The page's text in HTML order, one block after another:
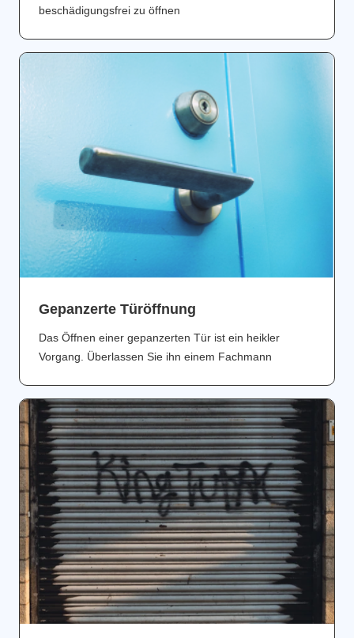
beschädigungsfrei zu öffnen
Gepanzerte Türöffnung
Das Öffnen einer gepanzerten Tür ist ein heikler
Vorgang. Überlassen Sie ihn einem Fachmann